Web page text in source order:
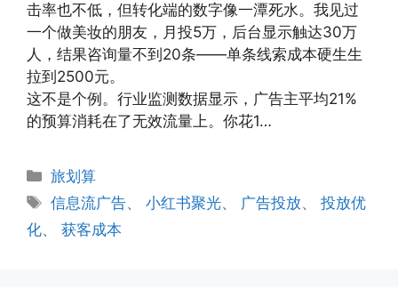
击率也不低，但转化端的数字像一潭死水。我见过
一个做美妆的朋友，月投5万，后台显示触达30万
人，结果咨询量不到20条——单条线索成本硬生生
拉到2500元。
这不是个例。行业监测数据显示，广告主平均21%
的预算消耗在了无效流量上。你花1…
分
类
旅划算
标
签
信息流广告、小红书聚光、 广告投放、投放优
化、 获客成本